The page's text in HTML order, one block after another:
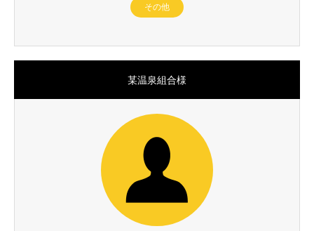
その他
某温泉組合様